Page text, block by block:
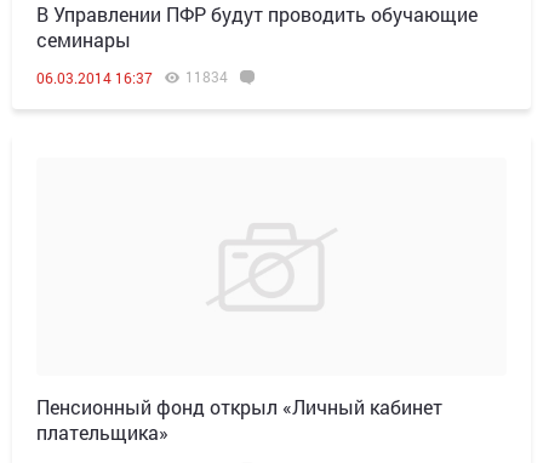
В Управлении ПФР будут проводить обучающие
семинары
06.03.2014 16:37 11834
Пенсионный фонд открыл «Личный кабинет
плательщика»